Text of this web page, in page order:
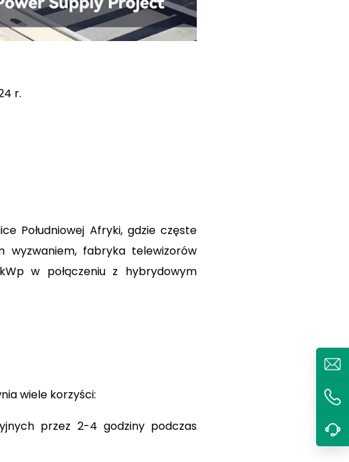
r.
Południowej Afryki, gdzie częste
wyzwaniem, fabryka telewizorów
w połączeniu z hybrydowym
wiele korzyści:
przez 2-4 godziny podczas